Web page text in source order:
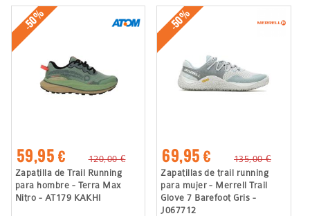
-50%
59,95 €
120,00 €
Zapatilla de Trail Running
para hombre - Terra Max
Nitro - AT179 KAKHI
-50%
69,95 €
135,00 €
Zapatillas de trail running
para mujer - Merrell Trail
Glove 7 Barefoot Gris -
J067712